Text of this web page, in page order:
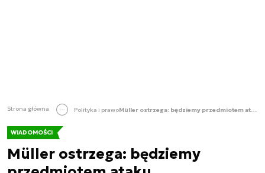
Strona główna Polityka i prawo Müller ostrzega: będziemy przedmiotem ataku dezinformacyjnego
WIADOMOŚCI
Müller ostrzega: będziemy